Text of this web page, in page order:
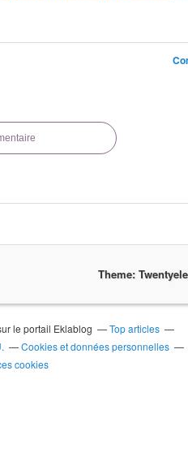
Theme:
le portail Eklablog
Top articles
Cookies et données personnelles
cookies